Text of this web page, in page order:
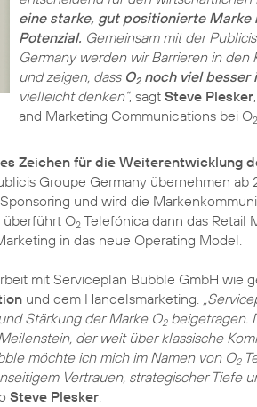
eine starke, gut positionierte Marke
Potenzial. Gemeinsam mit der
Germany werden wir Barrieren in den
und zeigen, dass O2noch viel besser
vielleicht denken“, sagt Steve Plesker
and Marketing Communications bei O2
Zeichen für die Weiterentwicklung
Groupe Germany übernehmen ab
und wird die
O2 Telefónica dann das Retail
in das neue Operating Model.
mit Serviceplan Bubble GmbH wie
und dem Handelsmarketing.
Stärkung der Marke O2beigetragen.
der weit über klassische
möchte ich mich im Namen von O2
Vertrauen, strategischer Tiefe
Steve Plesker.